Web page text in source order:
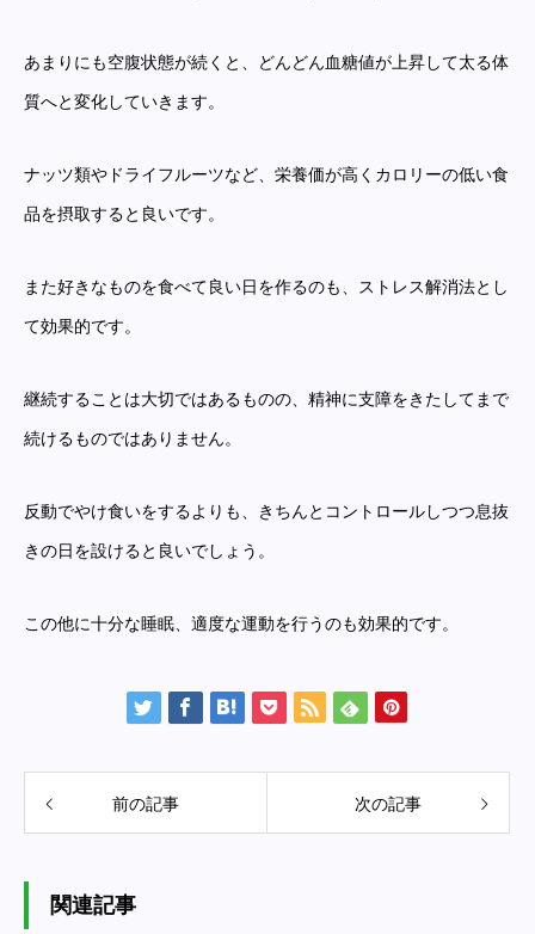
あまりにも空腹状態が続くと、どんどん血糖値が上昇して太る体
質へと変化していきます。
ナッツ類やドライフルーツなど、栄養価が高くカロリーの低い食
品を摂取すると良いです。
また好きなものを食べて良い日を作るのも、ストレス解消法とし
て効果的です。
継続することは大切ではあるものの、精神に支障をきたしてまで
続けるものではありません。
反動でやけ食いをするよりも、きちんとコントロールしつつ息抜
きの日を設けると良いでしょう。
この他に十分な睡眠、適度な運動を行うのも効果的です。
前の記事 次の記事
関連記事